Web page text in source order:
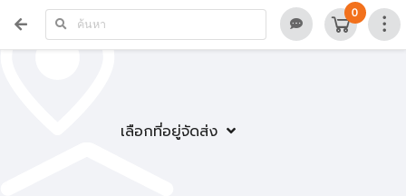
เลือกที่อยู่จัดส่ง
0